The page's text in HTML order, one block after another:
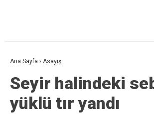
Ana Sayfa › Asayiş
Seyir halindeki
yüklü tır yandı